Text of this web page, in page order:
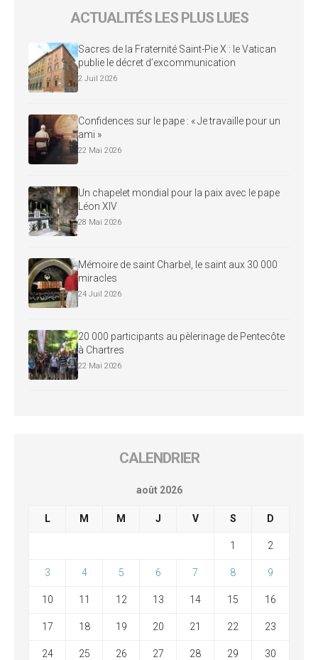
ACTUALITÉS LES PLUS LUES
Sacres de la Fraternité Saint-Pie X : le Vatican
publie le décret d’excommunication
2 Juil 2026
Confidences sur le pape : « Je travaille pour un
ami »
22 Mai 2026
Un chapelet mondial pour la paix avec le pape
Léon XIV
28 Mai 2026
Mémoire de saint Charbel, le saint aux 30 000
miracles
24 Juil 2026
20 000 participants au pèlerinage de Pentecôte
à Chartres
22 Mai 2026
CALENDRIER
août 2026
L M M J V S D
1 2
3 4 5 6 7 8 9
10 11 12 13 14 15 16
17 18 19 20 21 22 23
24 25 26 27 28 29 30